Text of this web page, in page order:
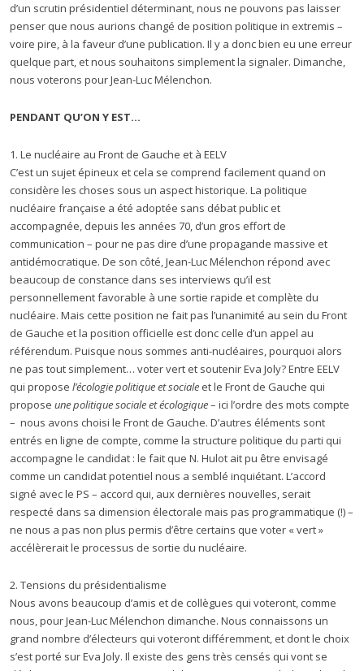
d’un scrutin présidentiel déterminant, nous ne pouvons pas laisser
penser que nous aurions changé de position politique in extremis –
voire pire, à la faveur d’une publication. Il y a donc bien eu une erreur
quelque part, et nous souhaitons simplement la signaler. Dimanche,
nous voterons pour Jean-Luc Mélenchon.
PENDANT QU’ON Y EST…
1. Le nucléaire au Front de Gauche et à EELV
C’est un sujet épineux et cela se comprend facilement quand on
considère les choses sous un aspect historique. La politique
nucléaire française a été adoptée sans débat public et
accompagnée, depuis les années 70, d’un gros effort de
communication – pour ne pas dire d’une propagande massive et
antidémocratique. De son côté, Jean-Luc Mélenchon répond avec
beaucoup de constance dans ses interviews qu’il est
personnellement favorable à une sortie rapide et complète du
nucléaire. Mais cette position ne fait pas l’unanimité au sein du Front
de Gauche et la position officielle est donc celle d’un appel au
référendum. Puisque nous sommes anti-nucléaires, pourquoi alors
ne pas tout simplement… voter vert et soutenir Eva Joly? Entre EELV
qui propose l’écologie politique et sociale et le Front de Gauche qui
propose une politique sociale et écologique– ici l’ordre des mots compte
– nous avons choisi le Front de Gauche. D’autres éléments sont
entrés en ligne de compte, comme la structure politique du parti qui
accompagne le candidat : le fait que N. Hulot ait pu être envisagé
comme un candidat potentiel nous a semblé inquiétant. L’accord
signé avec le PS – accord qui, aux dernières nouvelles, serait
respecté dans sa dimension électorale mais pas programmatique (!) –
ne nous a pas non plus permis d’être certains que voter « vert »
accélèrerait le processus de sortie du nucléaire.
2. Tensions du présidentialisme
Nous avons beaucoup d’amis et de collègues qui voteront, comme
nous, pour Jean-Luc Mélenchon dimanche. Nous connaissons un
grand nombre d’électeurs qui voteront différemment, et dont le choix
s’est porté sur Eva Joly. Il existe des gens très censés qui vont se